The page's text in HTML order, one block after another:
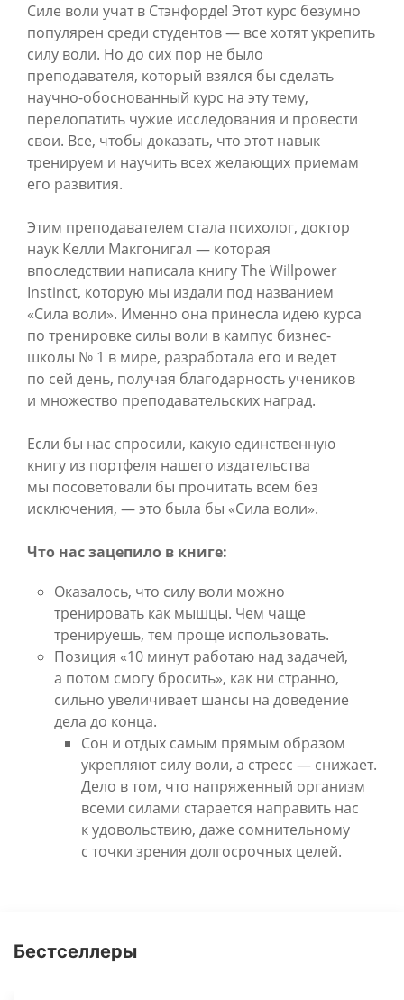
Силе воли учат в Стэнфорде! Этот курс безумно
популярен среди студентов — все хотят укрепить
силу воли. Но до сих пор не было
преподавателя, который взялся бы сделать
научно-обоснованный курс на эту тему,
перелопатить чужие исследования и провести
свои. Все, чтобы доказать, что этот навык
тренируем и научить всех желающих приемам
его развития.
Этим преподавателем стала психолог, доктор
наук Келли Макгонигал — которая
впоследствии написала книгу The Willpower
Instinct, которую мы издали под названием
«Сила воли». Именно она принесла идею курса
по тренировке силы воли в кампус бизнес-
школы № 1 в мире, разработала его и ведет
по сей день, получая благодарность учеников
и множество преподавательских наград.
Если бы нас спросили, какую единственную
книгу из портфеля нашего издательства
мы посоветовали бы прочитать всем без
исключения, — это была бы «Сила воли».
Что нас зацепило в книге:
Оказалось, что силу воли можно
тренировать как мышцы. Чем чаще
тренируешь, тем проще использовать.
Позиция «10 минут работаю над задачей,
а потом смогу бросить», как ни странно,
сильно увеличивает шансы на доведение
дела до конца.
Сон и отдых самым прямым образом
укрепляют силу воли, а стресс — снижает.
Дело в том, что напряженный организм
всеми силами старается направить нас
к удовольствию, даже сомнительному
с точки зрения долгосрочных целей.
Бестселлеры